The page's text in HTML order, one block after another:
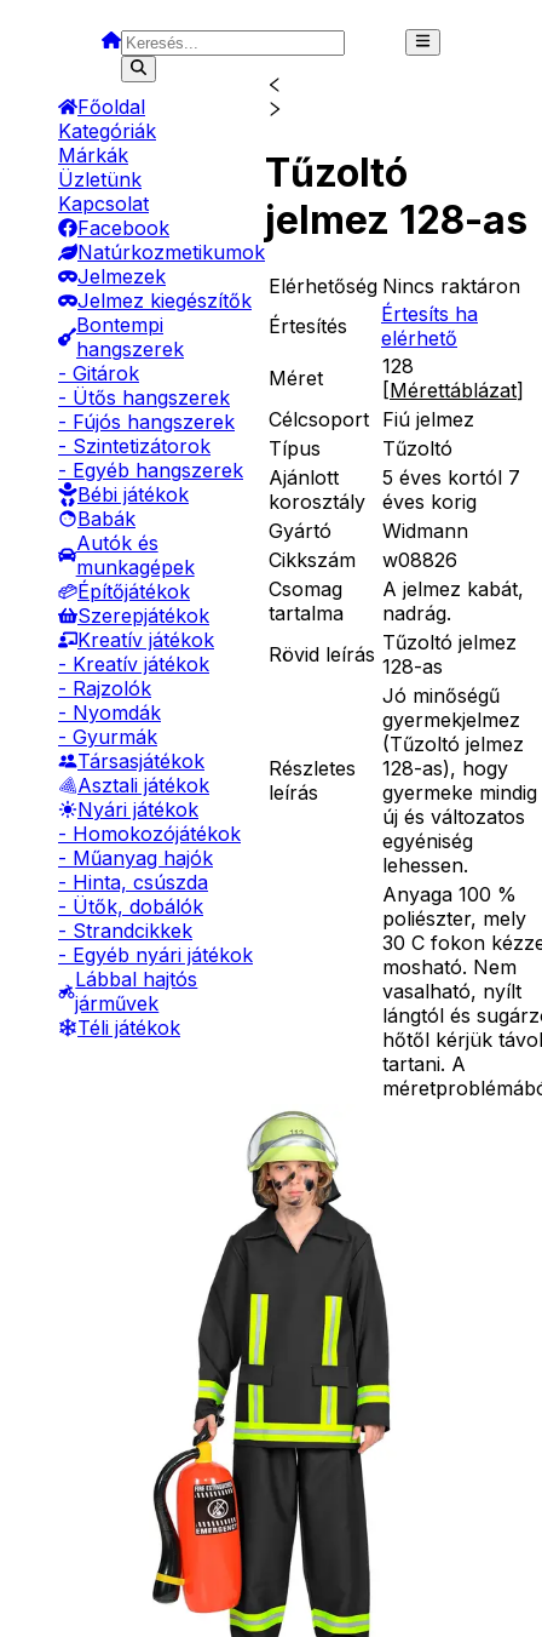
Főoldal
Kategóriák
Márkák
Üzletünk
Kapcsolat
Facebook
Natúrkozmetikumok
Jelmezek
Jelmez kiegészítők
Bontempi
hangszerek
- Gitárok
- Ütős hangszerek
- Fújós hangszerek
- Szintetizátorok
- Egyéb hangszerek
Bébi játékok
Babák
Autók és
munkagépek
Építőjátékok
Szerepjátékok
Kreatív játékok
- Kreatív játékok
- Rajzolók
- Nyomdák
- Gyurmák
Társasjátékok
Asztali játékok
Nyári játékok
- Homokozójátékok
- Műanyag hajók
- Hinta, csúszda
- Ütők, dobálók
- Strandcikkek
- Egyéb nyári játékok
Lábbal hajtós
járművek
Téli játékok
Tűzoltó
jelmez 128-as
Elérhetőség Nincs raktáron
Értesítés
Értesíts ha
elérhető
Méret
128
[Mérettáblázat]
Célcsoport Fiú jelmez
Típus
Tűzoltó
Ajánlott
korosztály
5 éves kortól 7
éves korig
Gyártó
Widmann
Cikkszám
w08826
Csomag
tartalma
A jelmez kabát,
nadrág.
Rövid leírás Tűzoltó jelmez
128-as
Részletes
leírás
Jó minőségű
gyermekjelmez
(Tűzoltó jelmez
128-as), hogy
gyermeke mindig
új és változatos
egyéniség
lehessen.
Egyéb
Anyaga 100 %
poliészter, mely
30 C fokon
mosható. Nem
vasalható, nyílt
lángtól és
hőtől kérjük távol
tartani. A
probléma esetén
tudjuk átvállalni.
Tájékoztatjuk
kedves
vásárlóinkat,
a jelmezek nem
tartalmazzák a